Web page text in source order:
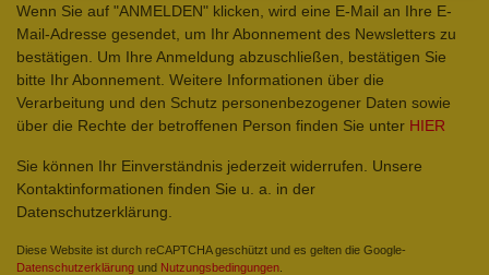
Wenn Sie auf "ANMELDEN" klicken, wird eine E-Mail an Ihre E-
Mail-Adresse gesendet, um Ihr Abonnement des Newsletters zu
bestätigen. Um Ihre Anmeldung abzuschließen, bestätigen Sie
bitte Ihr Abonnement. Weitere Informationen über die
Verarbeitung und den Schutz personenbezogener Daten sowie
über die Rechte der betroffenen Person finden Sie unter HIER
Sie können Ihr Einverständnis jederzeit widerrufen. Unsere
Kontaktinformationen finden Sie u. a. in der
Datenschutzerklärung.
Diese Website ist durch reCAPTCHA geschützt und es gelten die Google-
Datenschutzerklärung und Nutzungsbedingungen